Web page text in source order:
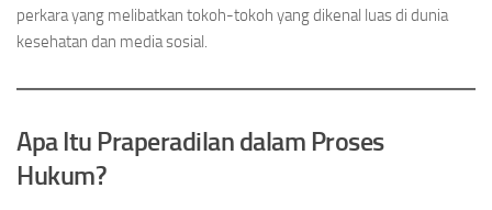
perkara yang melibatkan tokoh-tokoh yang dikenal luas di dunia
kesehatan dan media sosial.
Apa Itu Praperadilan dalam Proses
Hukum?